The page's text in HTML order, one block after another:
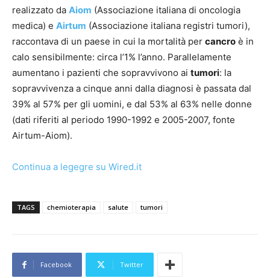
realizzato da Aiom (Associazione italiana di oncologia
medica) e Airtum (Associazione italiana registri tumori),
raccontava di un paese in cui la mortalità per cancro è in
calo sensibilmente: circa l’1% l’anno. Parallelamente
aumentano i pazienti che sopravvivono ai tumori: la
sopravvivenza a cinque anni dalla diagnosi è passata dal
39% al 57% per gli uomini, e dal 53% al 63% nelle donne
(dati riferiti al periodo 1990-1992 e 2005-2007, fonte
Airtum-Aiom).
Continua a legegre su Wired.it
TAGS chemioterapia salute tumori
Facebook Twitter